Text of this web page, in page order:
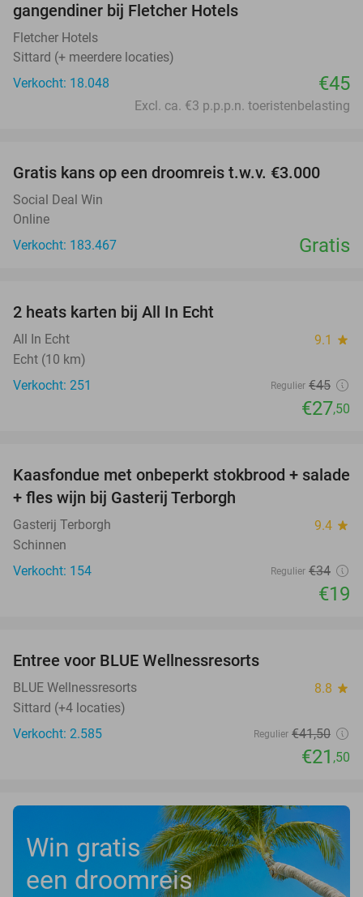
gangendiner bij Fletcher Hotels
Fletcher Hotels
Sittard (+ meerdere locaties)
Verkocht: 18.048
€45
Excl. ca. €3 p.p.p.n. toeristenbelasting
Gratis kans op een droomreis t.w.v. €3.000
Social Deal Win
Online
Verkocht: 183.467
Gratis
2 heats karten bij All In Echt
All In Echt 9.1 star
Echt (10 km)
Verkocht: 251
Regulier €45
€27,50
44%
Kaasfondue met onbeperkt stokbrood + salade
+ fles wijn bij Gasterij Terborgh
Gasterij Terborgh 9.4 star
Schinnen
Verkocht: 154
Regulier €34
€19
Entree voor BLUE Wellnessresorts
BLUE Wellnessresorts 8.8 star
Sittard (+4 locaties)
Verkocht: 2.585
Regulier €41,50
€21 ,50
Win gratis
een droomreis